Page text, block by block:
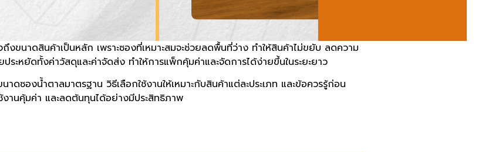
งขนาดสินค้าเป็นหลัก เพราะซองที่เหมาะสมจะช่วยลดพื้นที่ว่าง ทำให้สินค้าไม่ขยับ ลดความ
ระหยัดทั้งค่าวัสดุและค่าจัดส่ง ทำให้การแพ็กคุ้มค่าและจัดการได้ง่ายขึ้นในระยะยาว
ดซองน้ำตาลมาตรฐาน วิธีเลือกใช้งานให้เหมาะกับสินค้าแต่ละประเภท และข้อควรรู้ก่อน
านคุ้มค่า และลดต้นทุนได้อย่างมีประสิทธิภาพ